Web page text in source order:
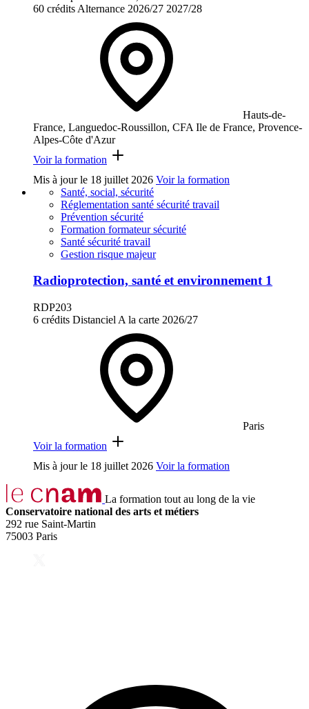
60 crédits Alternance 2026/27 2027/28
Hauts-de-
France, Languedoc-Roussillon, CFA Ile de France, Provence-
Alpes-Côte d'Azur
Voir la formation
Mis à jour le 18 juillet 2026 Voir la formation
Santé, social, sécurité
Réglementation santé sécurité travail
Prévention sécurité
Formation formateur sécurité
Santé sécurité travail
Gestion risque majeur
Radioprotection, santé et environnement 1
RDP203
6 crédits Distanciel A la carte 2026/27
Paris
Voir la formation
Mis à jour le 18 juillet 2026 Voir la formation
La formation tout au long de la vie
Conservatoire national des arts et métiers
292 rue Saint-Martin
75003 Paris